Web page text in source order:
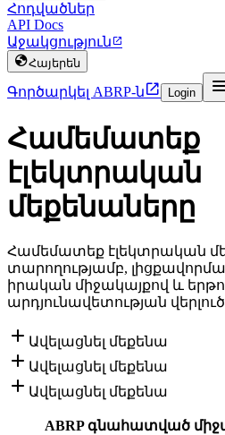
Հոդվածներ
API Docs
Աջակցություն 
Հայերեն
Գործարկել ABRP-ն Login
Համեմատեք
էլեկտրական
մեքենաները
Համեմատեք էլեկտրական
տարողությամբ,
իրական միջակայքով և
արդյունավետության
 Ավելացնել մեքենա
 Ավելացնել մեքենա
 Ավելացնել մեքենա
ABRP գնահատված